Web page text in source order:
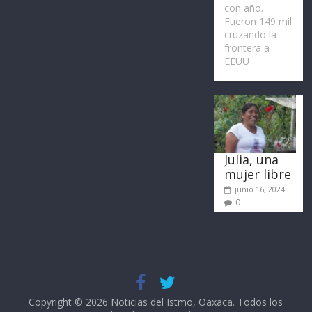
con año.
Fueron 149 mil
cruzando la
frontera a
EEUU
Julia, una
mujer libre
junio 16, 2024
0
Copyright © 2026 Noticias del Istmo, Oaxaca. Todos los